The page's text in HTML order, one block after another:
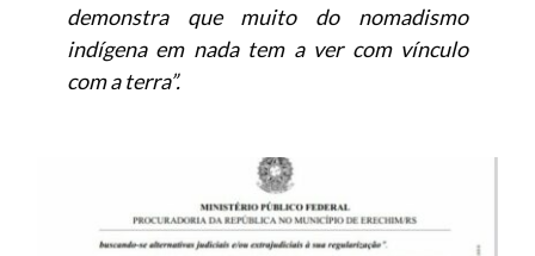
demonstra que muito do nomadismo
indígena em nada tem a ver com vínculo
com a terra”.